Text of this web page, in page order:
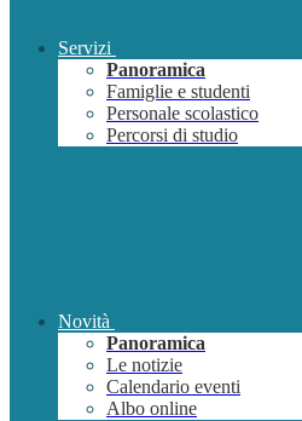
Servizi
Panoramica
Famiglie e studenti
Personale scolastico
Percorsi di studio
Novità
Panoramica
Le notizie
Calendario eventi
Albo online